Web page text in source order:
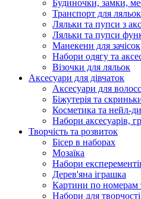
Будиночки, замки,
Транспорт для ляльок
Ляльки та пупси з
Ляльки та пупси
Манекени для зачісок
Набори одягу та
Візочки для ляльок
Аксесуари для дівчаток
Аксесуари для
Біжутерія та
Косметика та нейл-
Набори аксесуарів,
Творчість та розвиток
Бісер в наборах
Мозаїка
Набори
Дерев'яна іграшка
Картини по номерам
Набори для творчості